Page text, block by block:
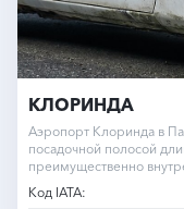
КЛОРИНДА
Аэропорт Клоринда в
посадочной полосой
преимущественно
Код IATA: